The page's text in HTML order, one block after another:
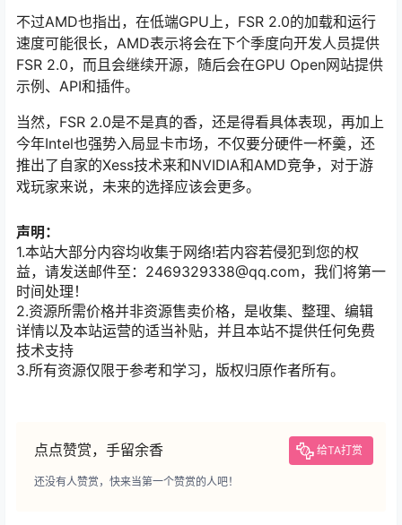
不过AMD也指出，在低端GPU上，FSR 2.0的加载和运行
速度可能很长，AMD表示将会在下个季度向开发人员提供
FSR 2.0，而且会继续开源，随后会在GPU Open网站提供
示例、API和插件。
当然，FSR 2.0是不是真的香，还是得看具体表现，再加上
今年Intel也强势入局显卡市场，不仅要分硬件一杯羹，还
推出了自家的Xess技术来和NVIDIA和AMD竞争，对于游
戏玩家来说，未来的选择应该会更多。
声明：
1.本站大部分内容均收集于网络!若内容若侵犯到您的权
益，请发送邮件至：2469329338@qq.com，我们将第一
时间处理！
2.资源所需价格并非资源售卖价格，是收集、整理、编辑
详情以及本站运营的适当补贴，并且本站不提供任何免费
技术支持
3.所有资源仅限于参考和学习，版权归原作者所有。
点点赞赏，手留余香 给TA打赏
还没有人赞赏，快来当第一个赞赏的人吧！